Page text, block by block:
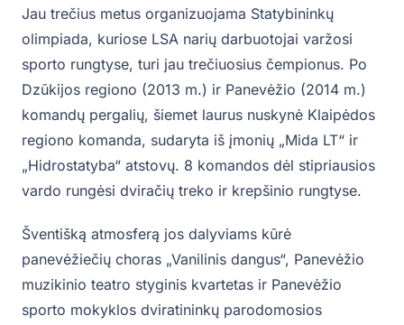
Jau trečius metus organizuojama Statybininkų
olimpiada, kuriose LSA narių darbuotojai varžosi
sporto rungtyse, turi jau trečiuosius čempionus. Po
Dzūkijos regiono (2013 m.) ir Panevėžio (2014 m.)
komandų pergalių, šiemet laurus nuskynė Klaipėdos
regiono komanda, sudaryta iš įmonių „Mida LT“ ir
„Hidrostatyba“ atstovų. 8 komandos dėl stipriausios
vardo rungėsi dviračių treko ir krepšinio rungtyse.
Šventišką atmosferą jos dalyviams kūrė
panevėžiečių choras „Vanilinis dangus“, Panevėžio
muzikinio teatro styginis kvartetas ir Panevėžio
sporto mokyklos dviratininkų parodomosios